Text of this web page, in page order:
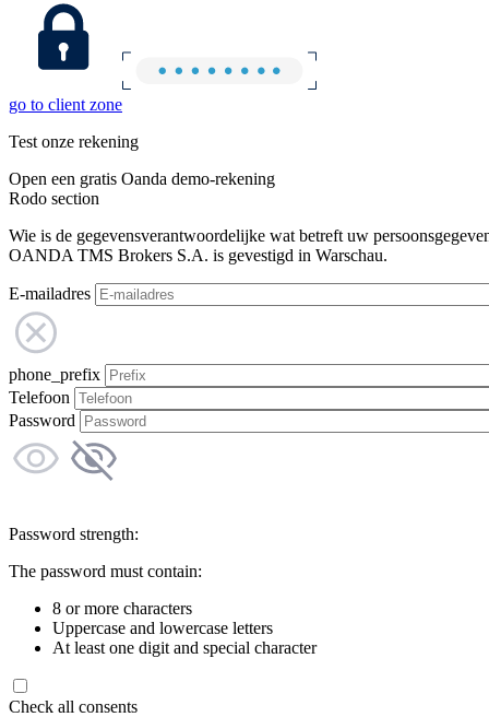
go to client zone
Test onze rekening
Open een gratis Oanda demo-rekening
Rodo section
Wie is de gegevensverantwoordelijke wat betreft uw
OANDA TMS Brokers S.A. is gevestigd in Warschau.
E-mailadres
phone_prefix
Telefoon
Password
Password strength:
The password must contain:
8 or more characters
Uppercase and lowercase letters
At least one digit and special character
Check all consents